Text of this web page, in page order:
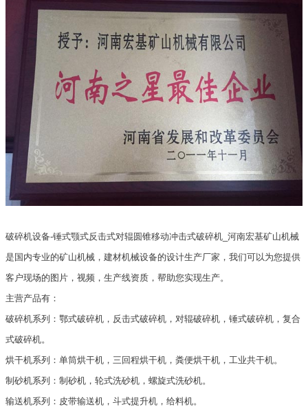
破碎机设备-锤式颚式反击式对辊圆锥移动冲击式破碎机_河南宏基矿山机械
是国内专业的矿山机械，建材机械设备的设计生产厂家，我们可以为您提供
客户现场的图片，视频，生产线资质，帮助您实现生产。
主营产品有：
破碎机系列：鄂式破碎机，反击式破碎机，对辊破碎机，锤式破碎机，复合
式破碎机。
烘干机系列：单筒烘干机，三回程烘干机，粪便烘干机，工业共干机。
制砂机系列：制砂机，轮式洗砂机，螺旋式洗砂机。
输送机系列：皮带输送机，斗式提升机，给料机。